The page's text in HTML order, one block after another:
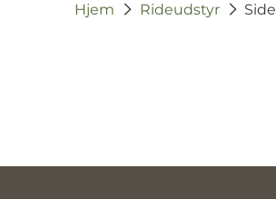
Hjem Rideudstyr Side